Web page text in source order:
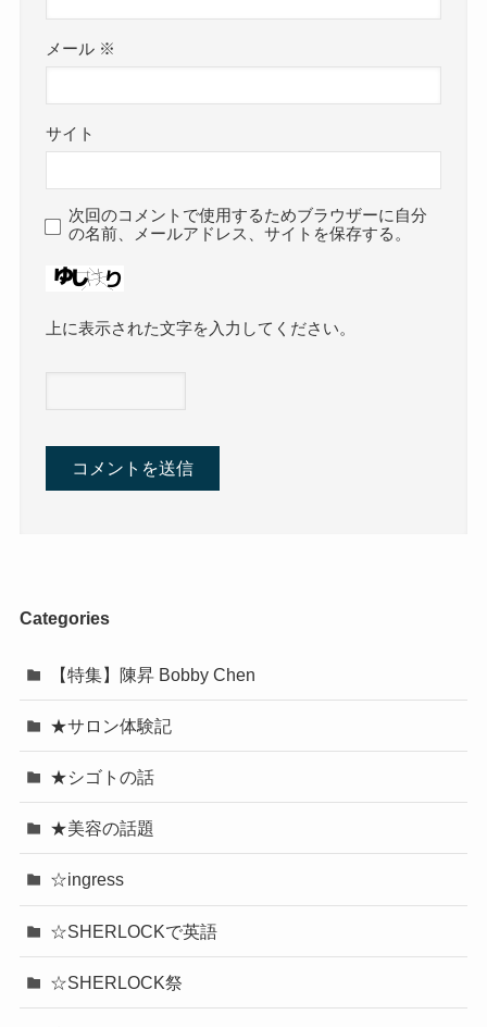
メール ※
サイト
次回のコメントで使用するためブラウザーに自分
の名前、メールアドレス、サイトを保存する。
上に表示された文字を入力してください。
Categories
【特集】陳昇 Bobby Chen
★サロン体験記
★シゴトの話
★美容の話題
☆ingress
☆SHERLOCKで英語
☆SHERLOCK祭